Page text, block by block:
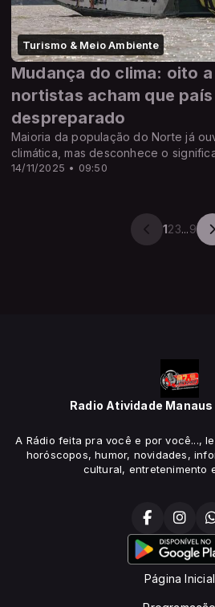
Turismo & Meio Ambiente
14/11/2025 • 09:50
Mudança do clima: oito
nortistas acham que
despreparado
Maioria da população do Norte já
climática, mas desconhece o
123...9
Radio Atividade Manaus
A Rádio feita pra você e por você...,
horóscopos, humor, novidades,
cultural, entretenimento
Página Inicial